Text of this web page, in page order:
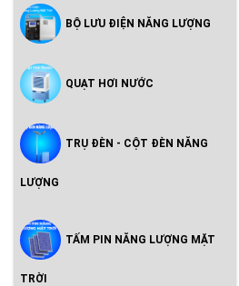
BỘ LƯU ĐIỆN NĂNG LƯỢNG
QUẠT HƠI NƯỚC
TRỤ ĐÈN - CỘT ĐÈN NĂNG
LƯỢNG
TẤM PIN NĂNG LƯỢNG MẶT
TRỜI